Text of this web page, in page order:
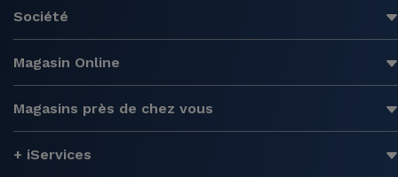
Société
Magasin Online
Magasins près de chez vous
+ iServices